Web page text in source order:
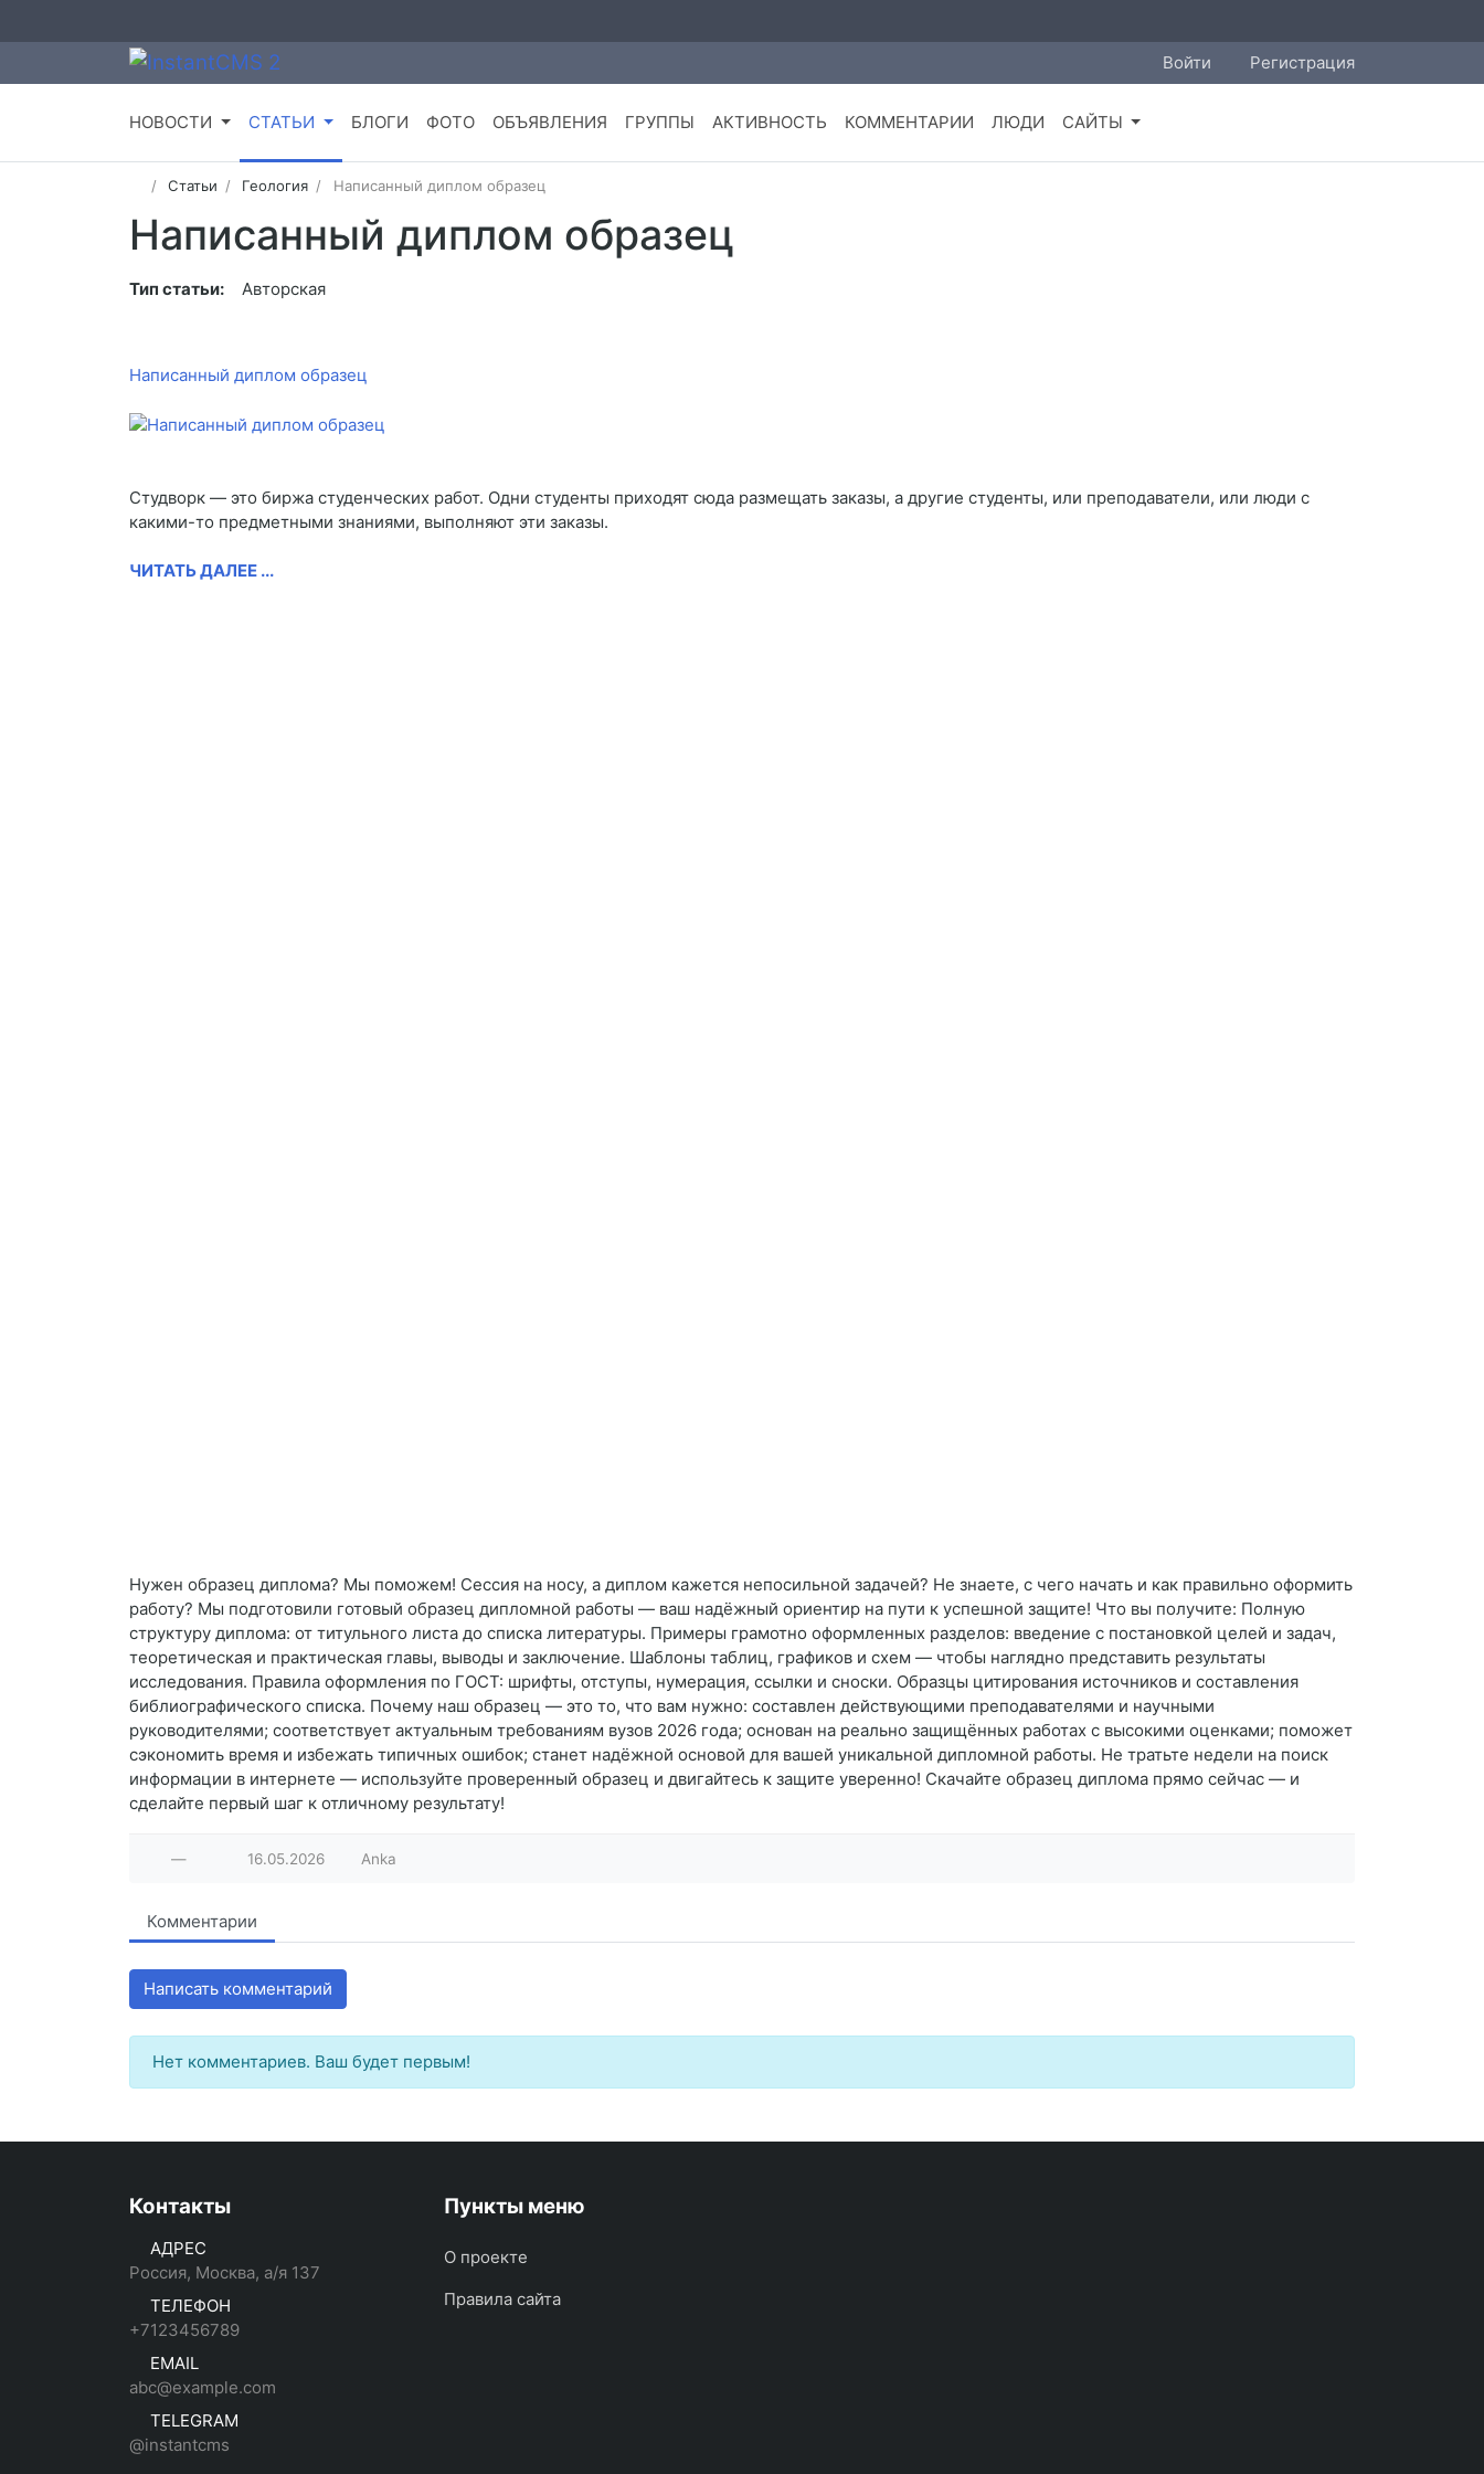
Войти Регистрация
НОВОСТИ СТАТЬИ БЛОГИ ФОТО ОБЪЯВЛЕНИЯ ГРУППЫ АКТИВНОСТЬ КОММЕНТАРИИ ЛЮДИ САЙТЫ
Статьи Геология Написанный диплом образец
Написанный диплом образец
Тип статьи: Авторская
Написанный диплом образец
Студворк — это биржа студенческих работ. Одни студенты приходят сюда размещать заказы, а другие студенты, или преподаватели, или люди с
какими-то предметными знаниями, выполняют эти заказы.
ЧИТАТЬ ДАЛЕЕ ...
Нужен образец диплома? Мы поможем! Сессия на носу, а диплом кажется непосильной задачей? Не знаете, с чего начать и как правильно оформить
работу? Мы подготовили готовый образец дипломной работы — ваш надёжный ориентир на пути к успешной защите! Что вы получите: Полную
структуру диплома: от титульного листа до списка литературы. Примеры грамотно оформленных разделов: введение с постановкой целей и задач,
теоретическая и практическая главы, выводы и заключение. Шаблоны таблиц, графиков и схем — чтобы наглядно представить результаты
исследования. Правила оформления по ГОСТ: шрифты, отступы, нумерация, ссылки и сноски. Образцы цитирования источников и составления
библиографического списка. Почему наш образец — это то, что вам нужно: составлен действующими преподавателями и научными
руководителями; соответствует актуальным требованиям вузов 2026 года; основан на реально защищённых работах с высокими оценками; поможет
сэкономить время и избежать типичных ошибок; станет надёжной основой для вашей уникальной дипломной работы. Не тратьте недели на поиск
информации в интернете — используйте проверенный образец и двигайтесь к защите уверенно! Скачайте образец диплома прямо сейчас — и
сделайте первый шаг к отличному результату!
— 16.05.2026 Anka
Комментарии
Написать комментарий
Нет комментариев. Ваш будет первым!
Контакты
АДРЕС
Россия, Москва, а/я 137
ТЕЛЕФОН
+7123456789
EMAIL
abc@example.com
TELEGRAM
@instantcms
Пункты меню
О проекте
Правила сайта